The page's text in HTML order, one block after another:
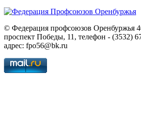
© Федерация профсоюзов Оренбуржья
проспект Победы, 11, телефон - (3532)
адрес: fpo56@bk.ru